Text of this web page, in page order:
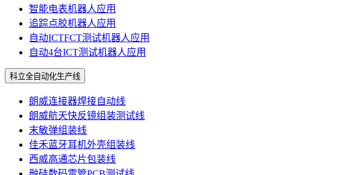
智能电表机器人应用
追踪点胶机器人应用
自动ICTFCT测试机器人应用
自动4台ICT测试机器人应用
科立全自动化生产线
朗威连接器焊接自动线
朗威航天快反镜组装测试线
末敏弹组装线
佳禾蓝牙耳机外壳组装线
西威高通芯片包装线